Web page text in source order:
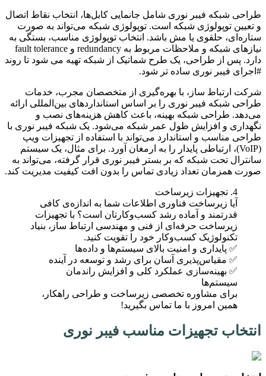
طراحی شبکه فیبر نوری شامل جانمایی کابل‌ها، انتخاب نقاط اتصال
و تعیین توپولوژی شبکه است. توپولوژی شبکه می‌تواند به صورت
ستاره‌ای، حلقوی یا مش باشد. انتخاب توپولوژی مناسب، بستگی به
نیازهای شبکه و ملاحظات مربوط به redundancy و fault tolerance
دارد. پس از طراحی، یک طرح شماتیک از شبکه تهیه می شود تا روند
#اجرای فیبر نوری ساده تر شود.
شرکت ارتباط ساز، با بهره‌گیری از متخصصان مجرب، خدمات
طراحی شبکه فیبر نوری را بر اساس استانداردهای بین‌المللی ارائه
می‌دهد. طراحی شبکه بهینه، باعث کاهش هزینه‌های نصب و
نگهداری و افزایش طول عمر شبکه می‌شود. یک شبکه فیبر نوری با
طراحی مناسب و استاندارد می‌تواند با استفاده از تجهیزات ویپ
(VoIP)، ارتباطی پایدار را به ارمغان آورد. برای مثال، یک سیستم
سانترال تحت شبکه که بر بستر فیبر نوری قرار گرفته، می‌تواند به
صورت همزمان تعداد زیادی تماس را بدون افت کیفیت مدیریت کند.
4. تجهیزات زیرساخت
آیا زیرساخت فناوری اطلاعات شما به اندازه‌ی کافی
قدرتمند و آماده رشد کسب‌وکارتان است؟ با تجهیزات
زیرساخت حرفه‌ای از فنی و مهندسی ارتباط ساز، بنیاد
تکنولوژیک کسب‌وکار خود را تقویت کنید.
✅ پایداری و امنیت بالای سیستم‌ها و داده‌ها
✅ مقیاس‌پذیری آسان برای رشد و توسعه در آینده
✅ بهینه‌سازی عملکرد کلی و افزایش راندمان
سیستم‌ها
برای مشاوره تخصصی زیرساخت و طراحی راهکار،
همین امروز با ما تماس بگیرید!
انتخاب تجهیزات مناسب فیبر نوری